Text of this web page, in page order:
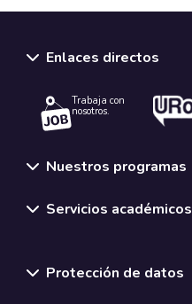
Enlaces directos
Trabaja con
nosotros.
Nuestros programas
Servicios académicos
Protección de datos